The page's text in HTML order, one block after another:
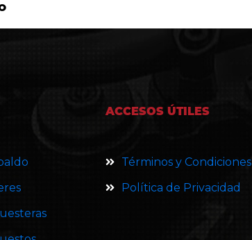
ACCESOS ÚTILES
Términos y Condiciones
Política de Privacidad